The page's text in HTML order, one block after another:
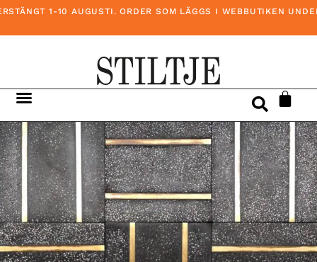
1-10 AUGUSTI. ORDER SOM LÄGGS I WEBBUTIKEN